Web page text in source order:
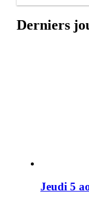
Derniers
Jeudi 5